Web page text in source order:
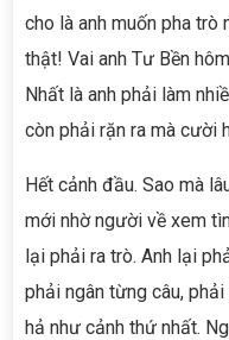
cho là anh muốn pha trò
thật! Vai anh Tư Bền
Nhất là anh phải làm
còn phải rặn ra mà cười
Hết cảnh đầu. Sao mà
mới nhờ người về xem
lại phải ra trò. Anh lại
phải ngân từng câu,
hả như cảnh thứ nhất.